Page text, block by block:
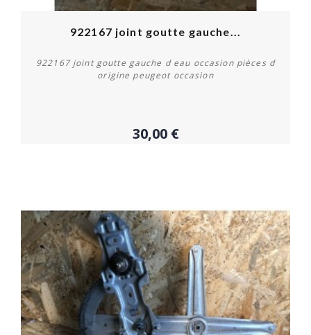
Acheter
922167 joint goutte gauche...
922167 joint goutte gauche d eau occasion pièces d
origine peugeot occasion
30,00 €